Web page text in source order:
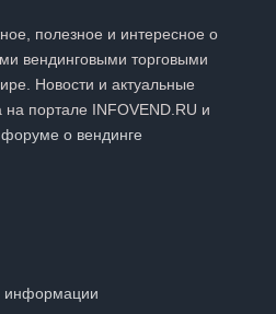
полезное и интересное о
вендинговыми торговыми
Новости и актуальные
портале INFOVEND.RU и
форуме о вендинге
информации